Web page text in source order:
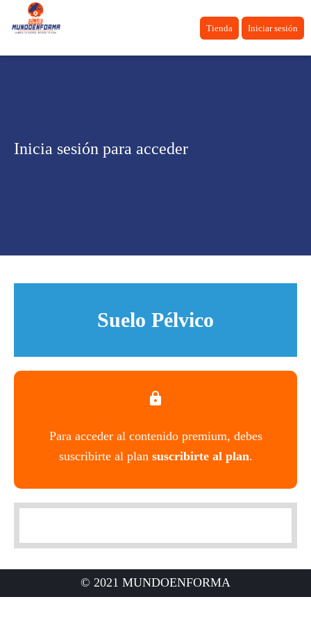
Tienda Iniciar sesión
Inicia sesión para acceder
Suelo Pélvico
Para acceder al contenido premium, debes
suscribirte al plan suscribirte al plan.
© 2021 MUNDOENFORMA